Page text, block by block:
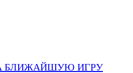
БЛИЖАЙШУЮ ИГРУ